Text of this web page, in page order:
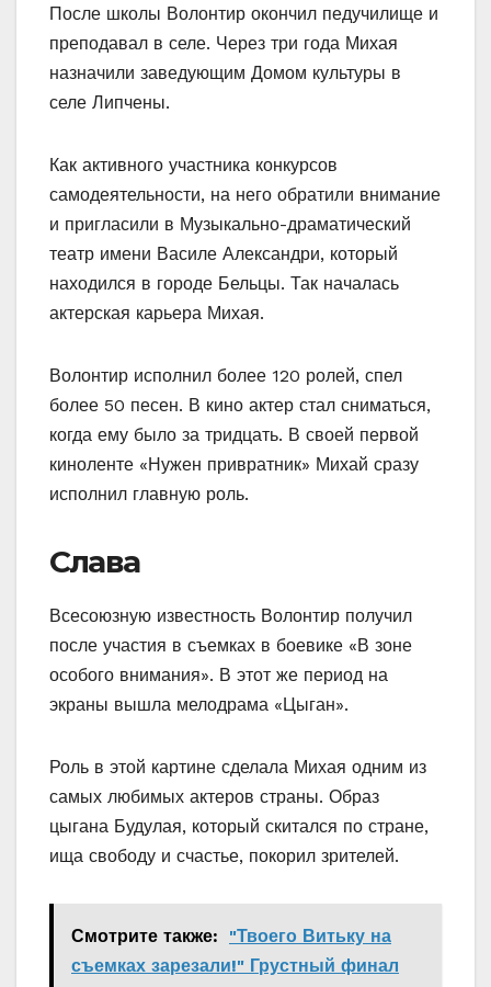
После школы Волонтир окончил педучилище и
преподавал в селе. Через три года Михая
назначили заведующим Домом культуры в
селе Липчены.
Как активного участника конкурсов
самодеятельности, на него обратили внимание
и пригласили в Музыкально-драматический
театр имени Василе Александри, который
находился в городе Бельцы. Так началась
актерская карьера Михая.
Волонтир исполнил более 120 ролей, спел
более 50 песен. В кино актер стал сниматься,
когда ему было за тридцать. В своей первой
киноленте «Нужен привратник» Михай сразу
исполнил главную роль.
Слава
Всесоюзную известность Волонтир получил
после участия в съемках в боевике «В зоне
особого внимания». В этот же период на
экраны вышла мелодрама «Цыган».
Роль в этой картине сделала Михая одним из
самых любимых актеров страны. Образ
цыгана Будулая, который скитался по стране,
ища свободу и счастье, покорил зрителей.
Смотрите также:
"Твоего Витьку на
съемках зарезали!" Грустный финал